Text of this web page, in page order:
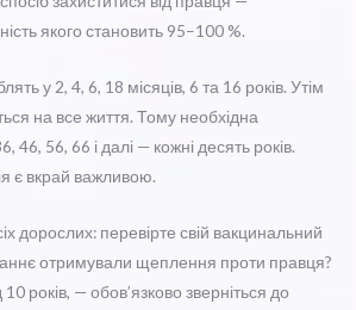
якого становить 95–100 %.
у 2, 4, 6, 18 місяців, 6 та 16 років. Утім
на все життя. Тому необхідна
46, 56, 66 і далі — кожні десять років.
є вкрай важливою.
дорослих: перевірте свій вакцинальний
отримували щеплення проти правця?
років, — обов’язково зверніться до